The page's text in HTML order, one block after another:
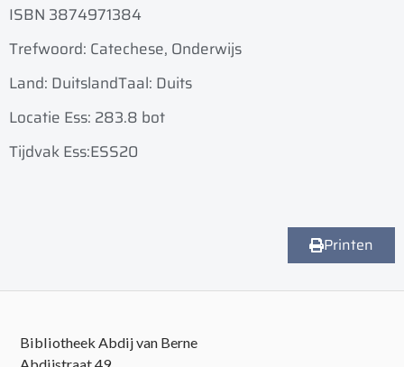
ISBN 3874971384
Trefwoord: Catechese, Onderwijs
Land: DuitslandTaal: Duits
Locatie Ess: 283.8 bot
Tijdvak Ess:ESS20
Printen
Bibliotheek Abdij van Berne